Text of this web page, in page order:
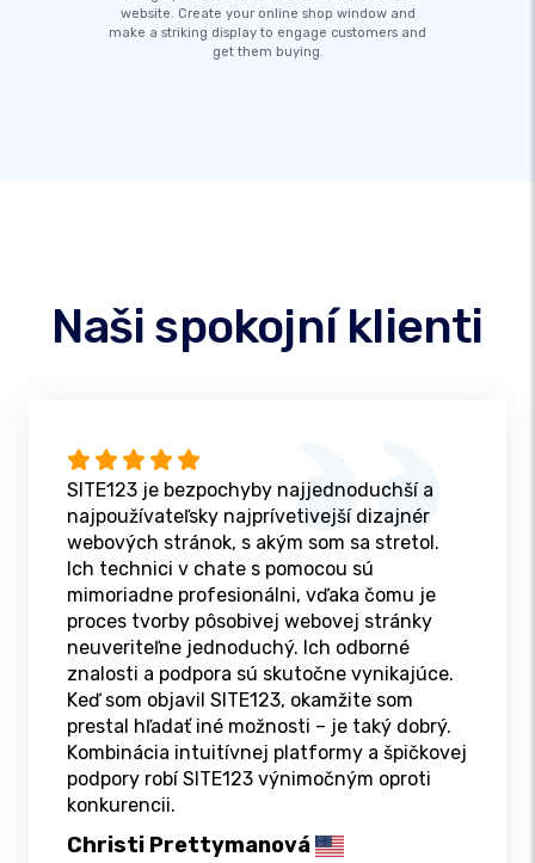
website. Create your online shop window and
make a striking display to engage customers and
get them buying.
Naši spokojní klienti
SITE123 je bezpochyby najjednoduchší a
najpoužívateľsky najprívetivejší dizajnér
webových stránok, s akým som sa stretol.
Ich technici v chate s pomocou sú
mimoriadne profesionálni, vďaka čomu je
proces tvorby pôsobivej webovej stránky
neuveriteľne jednoduchý. Ich odborné
znalosti a podpora sú skutočne vynikajúce.
Keď som objavil SITE123, okamžite som
prestal hľadať iné možnosti – je taký dobrý.
Kombinácia intuitívnej platformy a špičkovej
podpory robí SITE123 výnimočným oproti
konkurencii.
Christi Prettymanová